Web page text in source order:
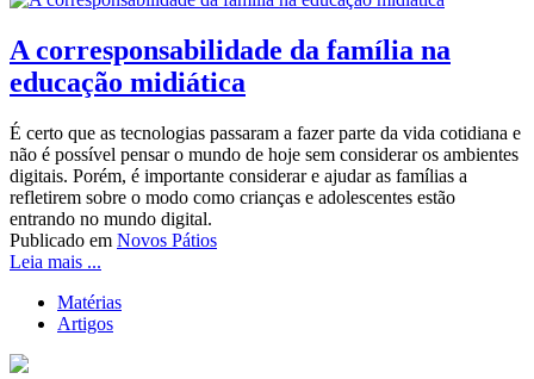
A corresponsabilidade da família na
educação midiática
É certo que as tecnologias passaram a fazer parte da vida cotidiana e
não é possível pensar o mundo de hoje sem considerar os ambientes
digitais. Porém, é importante considerar e ajudar as famílias a
refletirem sobre o modo como crianças e adolescentes estão
entrando no mundo digital.
Publicado em Novos Pátios
Leia mais ...
Matérias
Artigos